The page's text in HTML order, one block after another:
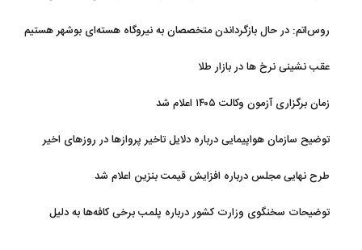
روس‌اتم: در حال بازگرداندن متخصصان به نیروگاه هسته‌ای بوشهر هستیم
عقب نشینی نرخ ها در بازار طلا
زمان برگزاری آزمون وکالت ۱۴۰۵ اعلام شد
توضیح سازمان هواپیمایی درباره دلایل تاخیر پروازها در روزهای اخیر
طرح نهایی مجلس درباره افزایش قیمت بنزین اعلام شد
توضیحات سخنگوی وزارت کشور درباره پلمب برخی کافه‌ها به دلیل